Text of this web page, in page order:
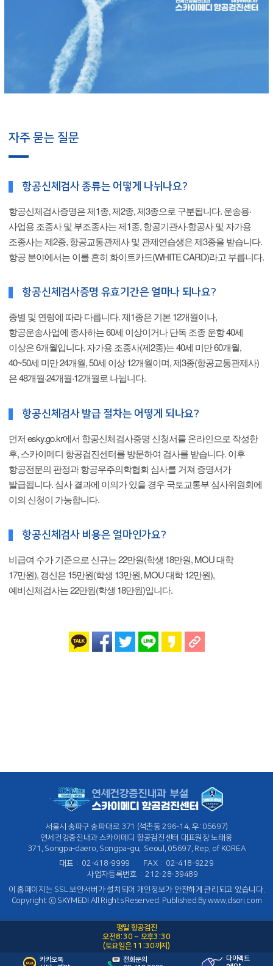
자주 묻는 질문
항공신체검사 종류는 어떻게 나뉘나요?
항공신체검사증명은 제1종, 제2종, 제3종으로 구분됩니다. 운송용·
사업용 조종사 및 부조종사는 제1종, 항공기관사·항공사 및 자가용
조종사는 제2종, 항공교통관제사 및 관제연습생은 제3종을 받습니다.
항공 분야에서는 이를 흔히 화이트카드(WHITE CARD)라고 부릅니다.
항공신체검사증명 유효기간은 얼마나 되나요?
종별 및 연령에 따라 다릅니다. 제1종은 기본 12개월이나,
항공운송사업에 종사하는 60세 이상이거나 단독 조종 운항 40세
이상은 6개월입니다. 자가용 조종사(제2종)는 40세 미만 60개월,
40~50세 미만 24개월, 50세 이상 12개월이며, 제3종(항공교통관제사)
은 48개월·24개월·12개월로 나뉩니다.
항공신체검사 발급 절차는 어떻게 되나요?
먼저 esky.go.kr에서 항공신체검사증명 신청서를 온라인으로 작성한
후, 스카이메디 항공검진센터를 방문하여 검사를 받습니다. 이후
항공전문의 판정과 항공우주의학협회 심사를 거쳐 증명서가
발급됩니다. 심사 결과에 이의가 있을 경우 국토교통부 심사위원회에
이의 신청이 가능합니다.
항공신체검사 비용은 얼마인가요?
비급여 수가 기준으로 신규는 22만원(학생 18만원, MOU 대학
17만원), 갱신은 15만원(학생 13만원, MOU 대학 12만원),
예비신체검사는 22만원(학생 18만원)입니다.
서울시 송파구 송파대로 371 (석촌동 296-14, 우: 05697)
연세건강증진내과 스카이메디 항공검진센터 대표원장 노태웅
371, Songpa-daero, Songpa-gu, Seoul, 05697, Rep. of KOREA
대표 : 02-418-9999
FAX : 02-418-9229
사업자등록번호 :212-28-39489
이 홈페이지는 SSL 보안서버가 설치되어 개인정보가 안전하게 관리되고 있습니다.
Copyright ⓒ SKYMEDI All Rights Reserved. Published By www.dsori.com
평일 항공검진
오전8:30 ~ 오후3:30
(토요일은 11:30까지)
카카오톡
전화문의
다이렉트